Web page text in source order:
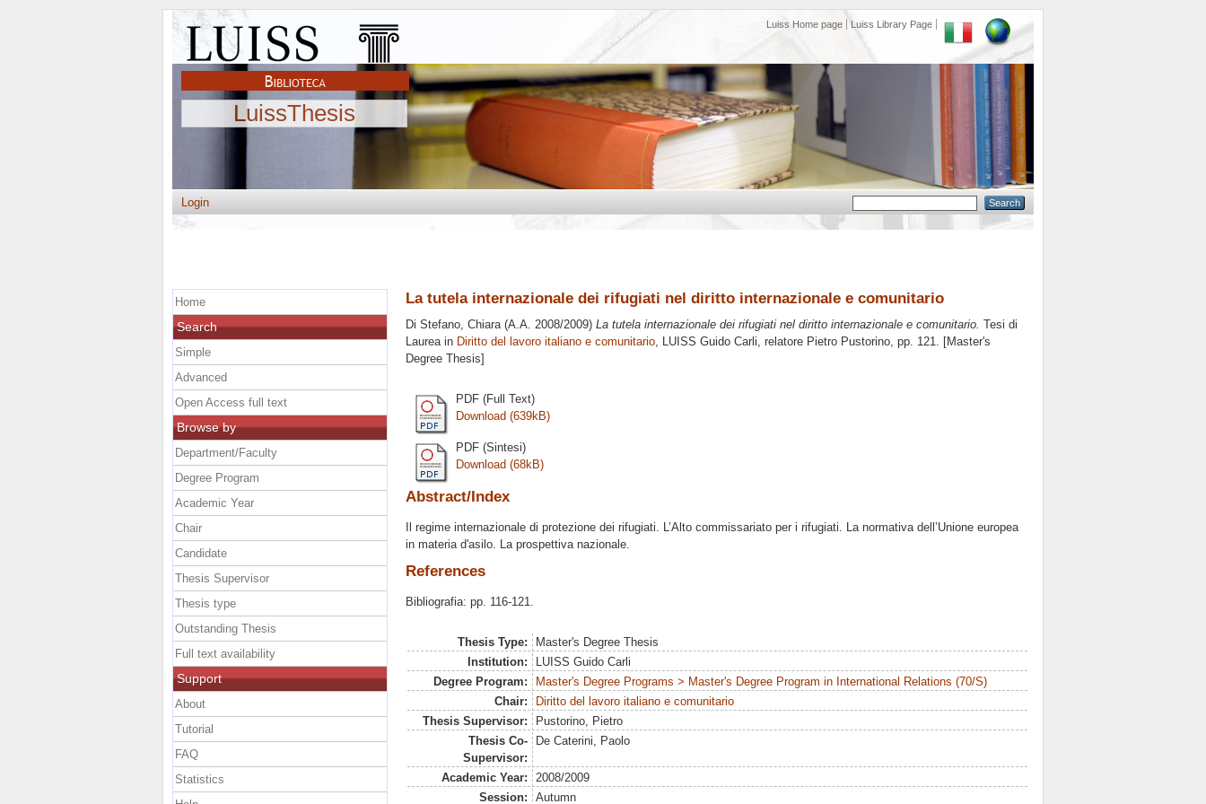
Luiss Home page Luiss Library Page
LuissThesis
Login
La tutela internazionale dei rifugiati nel diritto internazionale e comunitario
Di Stefano, Chiara(A.A. 2008/2009) La tutela internazionale dei rifugiati nel diritto internazionale e comunitario. Tesi di
Laurea in Diritto del lavoro italiano e comunitario, LUISS Guido Carli, relatore Pietro Pustorino, pp. 121. [Master's
Degree Thesis]
PDF (Full Text)
Download (639kB)
PDF (Sintesi)
Download (68kB)
Abstract/Index
Il regime internazionale di protezione dei rifugiati. L’Alto commissariato per i rifugiati. La normativa dell’Unione europea
in materia d'asilo. La prospettiva nazionale.
References
Bibliografia: pp. 116-121.
Thesis Type:
Master's Degree Thesis
Institution:
LUISS Guido Carli
Degree Program:
Master's Degree Programs > Master's Degree Program in International Relations (70/S)
Chair:
Diritto del lavoro italiano e comunitario
Thesis Supervisor:
Pustorino, Pietro
Thesis Co-
Supervisor:
De Caterini, Paolo
Academic Year:
2008/2009
Session:
Autumn
Home
Search
Simple
Advanced
Open Access full text
Browse by
Department/Faculty
Degree Program
Academic Year
Chair
Candidate
Thesis Supervisor
Thesis type
Outstanding Thesis
Full text availability
Support
About
Tutorial
FAQ
Statistics